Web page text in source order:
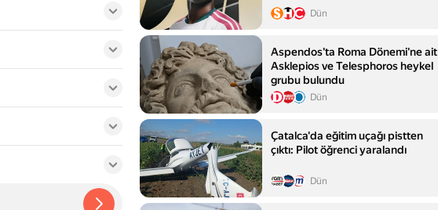
Dün
Aspendos'ta Roma Dönemi'ne ait
Asklepios ve Telesphoros heykel
grubu bulundu
Dün
Çatalca'da eğitim uçağı pistten
çıktı: Pilot öğrenci yaralandı
Dün